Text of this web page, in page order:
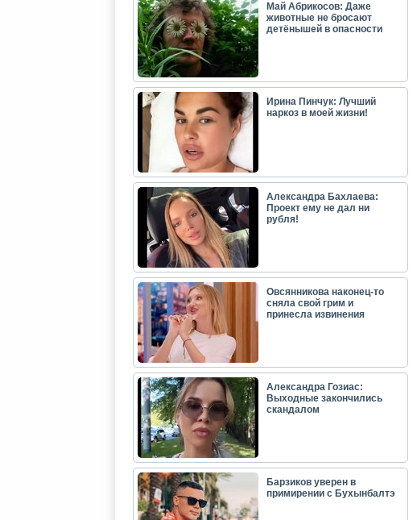
Май Абрикосов: Даже
животные не бросают
детёнышей в опасности
Ирина Пинчук: Лучший
наркоз в моей жизни!
Александра Бахлаева:
Проект ему не дал ни
рубля!
Овсянникова наконец-то
сняла свой грим и
принесла извинения
Александра Гозиас:
Выходные закончились
скандалом
Барзиков уверен в
примирении с Бухынбалтэ